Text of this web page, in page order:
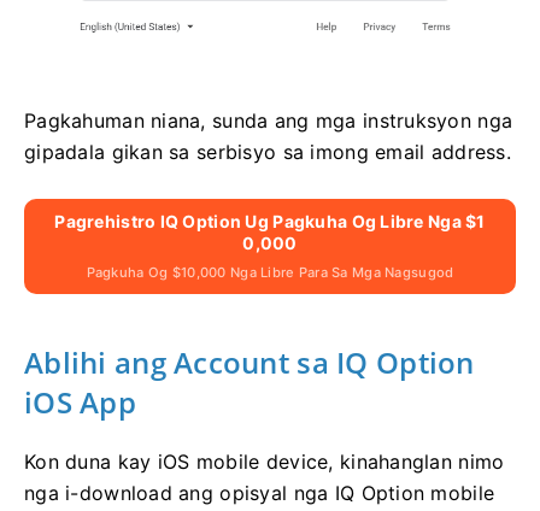
Pagkahuman niana, sunda ang mga instruksyon nga
gipadala gikan sa serbisyo sa imong email address.
Pagrehistro IQ Option Ug Pagkuha Og Libre Nga $1
0,000
Pagkuha Og $10,000 Nga Libre Para Sa Mga Nagsugod
Ablihi ang Account sa IQ Option
iOS App
Kon duna kay iOS mobile device, kinahanglan nimo
nga i-download ang opisyal nga IQ Option mobile